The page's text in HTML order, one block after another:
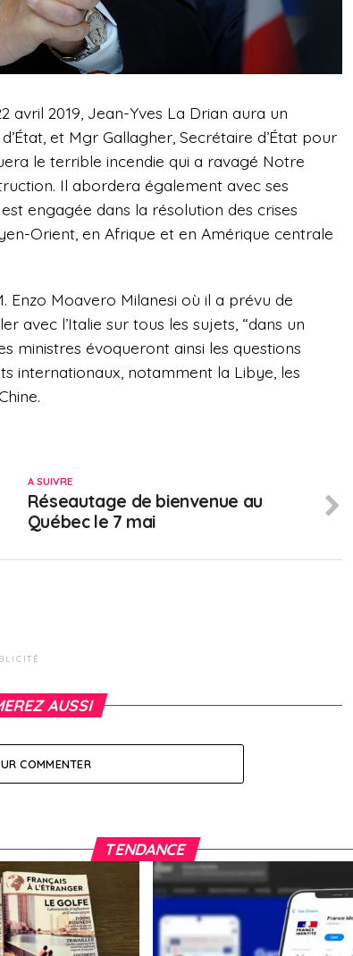
avril 2019, Jean-Yves La Drian aura un
et Mgr Gallagher, Secrétaire d’État pour
le terrible incendie qui a ravagé Notre
Il abordera également avec ses
engagée dans la résolution des crises
Orient, en Afrique et en Amérique centrale
Enzo Moavero Milanesi où il a prévu de
l’Italie sur tous les sujets, “dans un
ministres évoqueront ainsi les questions
internationaux, notamment la Libye, les
A SUIVRE
Réseautage de bienvenue au
Québec le 7 mai
AUSSI
COMMENTER
TENDANCE